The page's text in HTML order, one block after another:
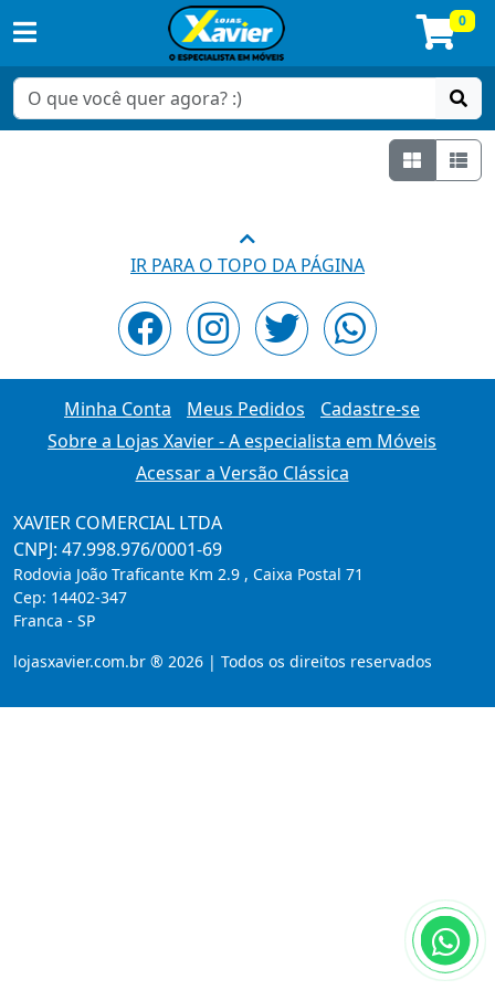
0
Grade
IR PARA O TOPO DA PÁGINA
Minha Conta Meus Pedidos
Cadastre-se
Sobre a Lojas Xavier - A especialista em Móveis
Acessar a Versão Clássica
XAVIER COMERCIAL LTDA
CNPJ: 47.998.976/0001-69
Rodovia João Traficante Km 2.9 , Caixa Postal 71
Cep: 14402-347
Franca - SP
lojasxavier.com.br ® 2026 | Todos os direitos reservados